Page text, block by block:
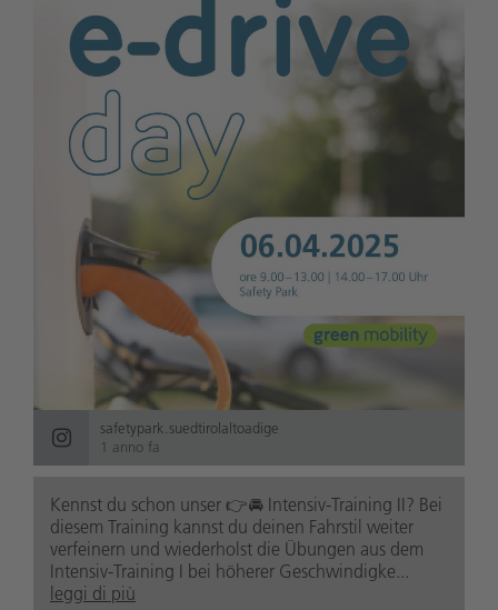
safetypark.suedtirolaltoadige
1 anno fa
Kennst du schon unser 👉🚘 Intensiv-Training II? Bei
diesem Training kannst du deinen Fahrstil weiter
verfeinern und wiederholst die Übungen aus dem
Intensiv-Training I bei höherer Geschwindigke...
leggi di più